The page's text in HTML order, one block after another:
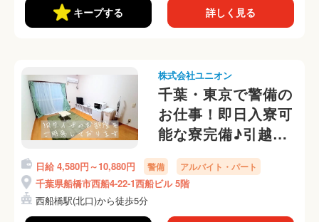
キープする 詳しく見る
株式会社ユニオン
千葉・東京で警備の
お仕事！即日入寮可
能な寮完備♪引越・
交通費は当社でサポ
ート
日給 4,580円～10,880円 警備 アルバイト・パート
千葉県船橋市西船4-22-1西船ビル 5階
西船橋駅(北口)から徒歩5分